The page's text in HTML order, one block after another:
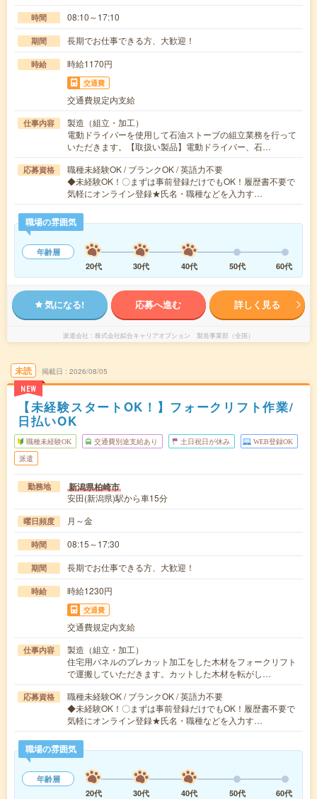
時間 08:10～17:10
期間 長期でお仕事できる方、大歓迎！
時給 時給1170円
交通費
交通費規定内支給
仕事内容
製造（組立・加工）
電動ドライバーを使用して石油ストーブの組立業務を行って
いただきます。【取扱い製品】電動ドライバー、石…
応募資格
職種未経験OK / ブランクOK / 英語力不要
◆未経験OK！〇まずは事前登録だけでもOK！履歴書不要で
気軽にオンライン登録★氏名・職種などを入力す…
職場の雰囲気
年齢層
20代
30代 40代 50代 60代
気になる! 応募へ進む 詳しく見る
派遣会社 株式会社綜合キャリアオプション 製造事業部（全国）
未読
NEW
掲載日 2026/08/05
【未経験スタートOK！】フォークリフト作業/
日払いOK
職種未経験OK 交通費別途支給あり 土日祝日が休み WEB登録OK
派遣
勤務地 新潟県柏崎市
安田(新潟県)駅から車15分
曜日頻度 月～金
時間 08:15～17:30
期間 長期でお仕事できる方、大歓迎！
時給 時給1230円
交通費
交通費規定内支給
仕事内容
製造（組立・加工）
住宅用パネルのプレカット加工をした木材をフォークリフト
で運搬していただきます。カットした木材を転がし…
応募資格
職種未経験OK / ブランクOK / 英語力不要
◆未経験OK！〇まずは事前登録だけでもOK！履歴書不要で
気軽にオンライン登録★氏名・職種などを入力す…
職場の雰囲気
年齢層
20代
30代 40代 50代 60代